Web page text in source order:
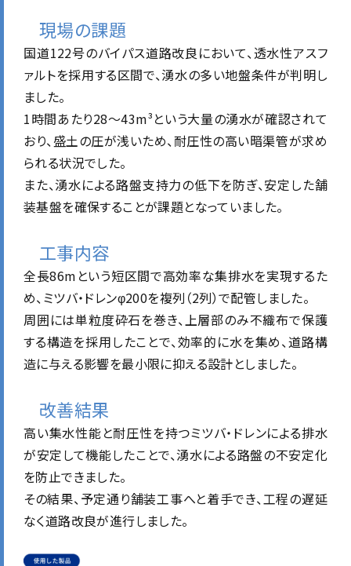
現場の課題
国道122号のバイパス道路改良において、透水性アスフ
ァルトを採用する区間で、湧水の多い地盤条件が判明し
ました。
1時間あたり28〜43m³という大量の湧水が確認されて
おり、盛土の圧が浅いため、耐圧性の高い暗渠管が求め
られる状況でした。
また、湧水による路盤支持力の低下を防ぎ、安定した舗
装基盤を確保することが課題となっていました。
工事内容
全長86mという短区間で高効率な集排水を実現するた
め、ミツバ・ドレンφ200を複列（2列）で配管しました。
周囲には単粒度砕石を巻き、上層部のみ不織布で保護
する構造を採用したことで、効率的に水を集め、道路構
造に与える影響を最小限に抑える設計としました。
改善結果
高い集水性能と耐圧性を持つミツバ・ドレンによる排水
が安定して機能したことで、湧水による路盤の不安定化
を防止できました。
その結果、予定通り舗装工事へと着手でき、工程の遅延
なく道路改良が進行しました。